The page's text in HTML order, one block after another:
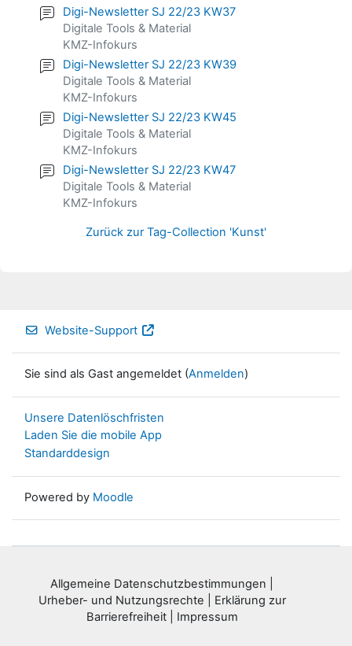
Digi-Newsletter SJ 22/23 KW37
Digitale Tools & Material
KMZ-Infokurs
Digi-Newsletter SJ 22/23 KW39
Digitale Tools & Material
KMZ-Infokurs
Digi-Newsletter SJ 22/23 KW45
Digitale Tools & Material
KMZ-Infokurs
Digi-Newsletter SJ 22/23 KW47
Digitale Tools & Material
KMZ-Infokurs
Zurück zur Tag-Collection 'Kunst'
Website-Support
Sie sind als Gast angemeldet (Anmelden)
Unsere Datenlöschfristen
Laden Sie die mobile App
Standarddesign
Powered by Moodle
Allgemeine Datenschutzbestimmungen
Urheber- und Nutzungsrechte
Erklärung zur
Barrierefreiheit| Impressum